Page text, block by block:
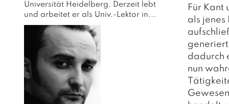
Für
als jenes
generiert
dadurch
nun
Universität Heidelberg. Derzeit lebt
und arbeitet er als Univ.-Lektor in...